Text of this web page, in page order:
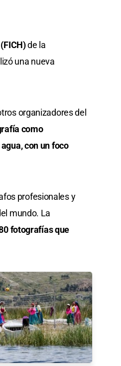
de la
una nueva
organizadores del
como
con un foco
profesionales y
mundo. La
fotografías que